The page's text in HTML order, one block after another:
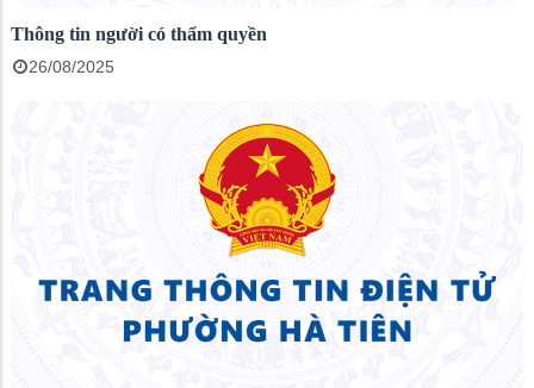
Thông tin người có thẩm quyền
26/08/2025